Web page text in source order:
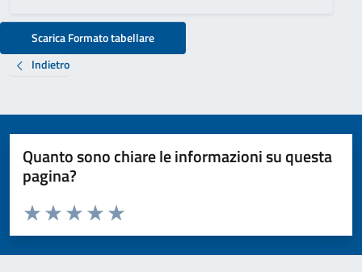
Scarica Formato tabellare
Indietro
Quanto sono chiare le informazioni su questa
pagina?
Valuta da 1 a 5 stelle la pagina
Valuta 5 stelle su 5
Valuta 4 stelle su 5
Valuta 3 stelle su 5
Valuta 2 stelle su 5
Valuta 1 stelle su 5